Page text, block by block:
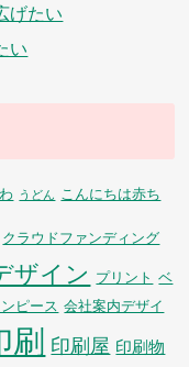
げたい
い
うどん こんにちは赤ち
クラウドファンディング
ザイン プリント ベ
ピース 会社案内デザイ
刷 印刷屋 印刷物